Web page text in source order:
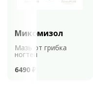
Микомизол
Мазь от грибка
ногтей
6490 ₽